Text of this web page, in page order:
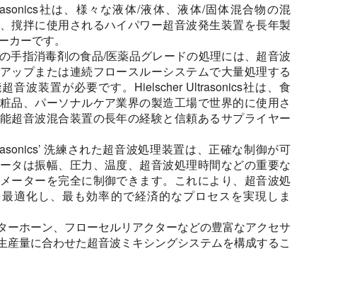
社は、様々な液体/液体、液体/固体混合物の混
撹拌に使用されるハイパワー超音波発生装置を長年製
カーです。
手指消毒剤の食品/医薬品グレードの処理には、超音波
ップまたは連続フロースルーシステムで大量処理する
音波装置が必要です。Hielscher Ultrasonics社は、食
品、パーソナルケア業界の製造工場で世界的に使用さ
超音波混合装置の長年の経験と信頼あるサプライヤー
洗練された超音波処理装置は、正確な制御が可
タは振幅、圧力、温度、超音波処理時間などの重要な
ーターを完全に制御できます。これにより、超音波処
適化し、最も効率的で経済的なプロセスを実現しま
ーホーン、フローセルリアクターなどの豊富なアクセサ
産量に合わせた超音波ミキシングシステムを構成するこ